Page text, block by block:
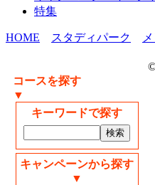
特集
HOME スタディパーク
コースを探す
▼
キーワードで探す
キャンペーンから探す
▼